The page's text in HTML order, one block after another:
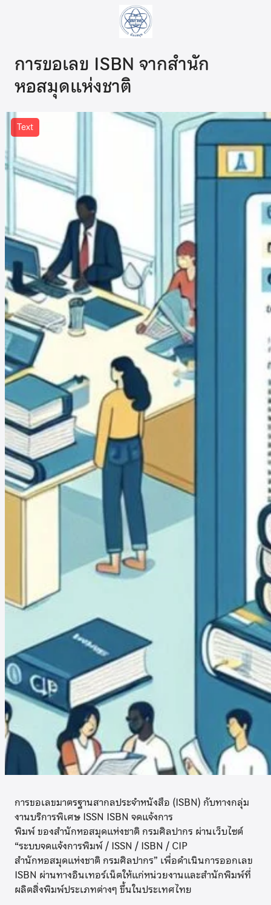
การขอเลข ISBN จากสำนัก
หอสมุดแห่งชาติ
Text
การขอเลขมาตรฐานสากลประจำหนังสือ (ISBN) กับทางกลุ่ม
งานบริการพิเศษ ISSN ISBN จดแจ้งการ
พิมพ์ ของสำนักหอสมุดแห่งชาติ กรมศิลปากร ผ่านเว็บไซต์
“ระบบจดแจ้งการพิมพ์ / ISSN / ISBN / CIP
สำนักหอสมุดแห่งชาติ กรมศิลปากร” เพื่อดำเนินการออกเลข
ISBN ผ่านทางอินเทอร์เน็ตให้แก่หน่วยงานและสำนักพิมพ์ที่
ผลิตสิ่งพิมพ์ประเภทต่างๆ ขึ้นในประเทศไทย